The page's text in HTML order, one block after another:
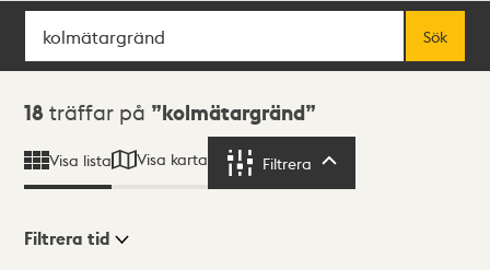
Sök
Sök
Sökresultat
18 träffar på kolmätargränd
Visa lista Visa karta Filtrera
Filtrera tid